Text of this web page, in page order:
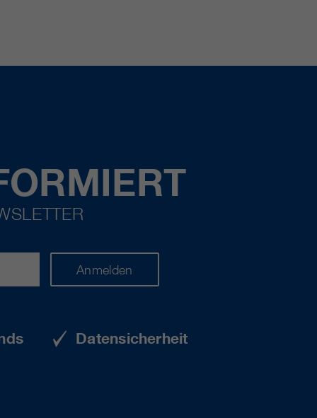
Anmelden
Datensicherheit